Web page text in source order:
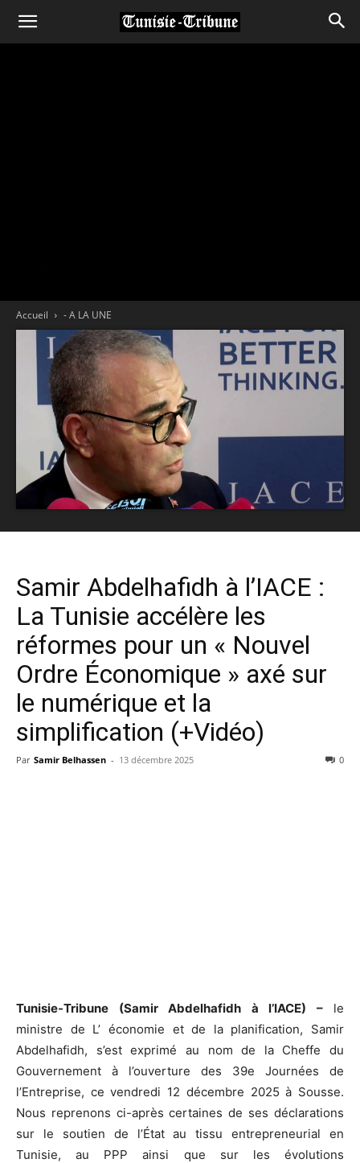
Accueil - A LA UNE
Samir Abdelhafidh à l’IACE :
La Tunisie accélère les
réformes pour un « Nouvel
Ordre Économique » axé sur
le numérique et la
simplification (+Vidéo)
Par Samir Belhassen - 13 décembre 2025 0
Tunisie-Tribune (Samir Abdelhafidh à l’IACE) –le
ministre de L’ économie et de la planification, Samir
Abdelhafidh, s’est exprimé au nom de la Cheffe du
Gouvernement à l’ouverture des 39e Journées de
l’Entreprise, ce vendredi 12 décembre 2025 à Sousse.
Nous reprenons ci-après certaines de ses déclarations
sur le soutien de l’État au tissu entrepreneurial en
Tunisie, au PPP ainsi que sur les évolutions